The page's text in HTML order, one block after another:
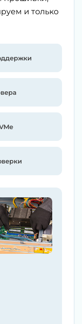
и только